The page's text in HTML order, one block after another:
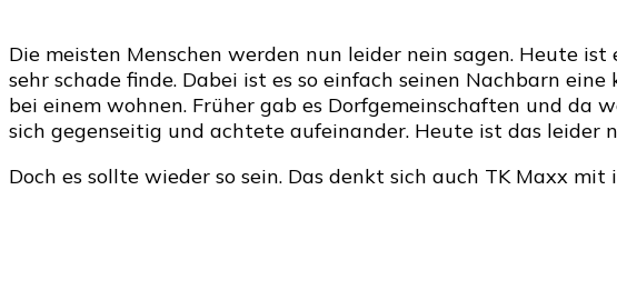
Die meisten Menschen werden nun leider nein sagen. Heute
sehr schade finde. Dabei ist es so einfach seinen Nachbarn
bei einem wohnen. Früher gab es Dorfgemeinschaften und
sich gegenseitig und achtete aufeinander. Heute ist das leider
Doch es sollte wieder so sein. Das denkt sich auch TK Maxx